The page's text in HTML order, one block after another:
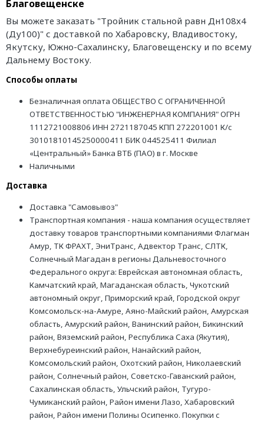
Благовещенске
Вы можете заказать "Тройник стальной равн Дн108х4
(Ду100)" с доставкой по Хабаровску, Владивостоку,
Якутску, Южно-Сахалинску, Благовещенску и по всему
Дальнему Востоку.
Способы оплаты
Безналичная оплата ОБЩЕСТВО С ОГРАНИЧЕННОЙ
ОТВЕТСТВЕННОСТЬЮ "ИНЖЕНЕРНАЯ КОМПАНИЯ" ОГРН
1112721008806 ИНН 2721187045 КПП 272201001 К/с
30101810145250000411 БИК 044525411 Филиал
«Центральный» Банка ВТБ (ПАО) в г. Москве
Наличными
Доставка
Доставка "Самовывоз"
Транспортная компания - наша компания осуществляет
доставку товаров транспортными компаниями Флагман
Амур, ТК ФРАХТ, ЭниТранс, Адвектор Транс, СЛТК,
Солнечный Магадан в регионы Дальневосточного
Федерального округа: Еврейская автономная область,
Камчатский край, Магаданская область, Чукотский
автономный округ, Приморский край, Городской округ
Комсомольск-на-Амуре, Аяно-Майский район, Амурская
область, Амурский район, Ванинский район, Бикинский
район, Вяземский район, Республика Саха (Якутия),
Верхнебуреинский район, Нанайский район,
Комсомольский район, Охотский район, Николаевский
район, Солнечный район, Советско-Гаванский район,
Сахалинская область, Ульчский район, Тугуро-
Чумиканский район, Район имени Лазо, Хабаровский
район, Район имени Полины Осипенко. Покупки с